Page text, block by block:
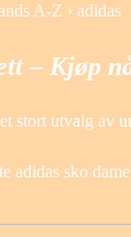
A-Z › adidas
– Kjøp
stort utvalg av
adidas sko dame